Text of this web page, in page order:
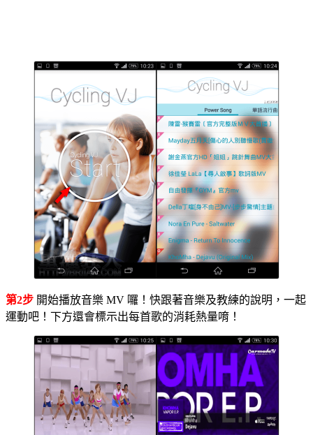
第2步 開始播放音樂 MV 囉！快跟著音樂及教練的說明，一起
運動吧！下方還會標示出每首歌的消耗熱量唷！